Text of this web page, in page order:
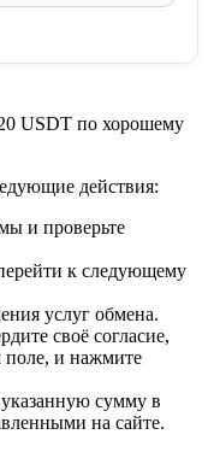
USDT по хорошему
действия:
и проверьте
к следующему
услуг обмена.
своё согласие,
поле, и нажмите
сумму в
на сайте.